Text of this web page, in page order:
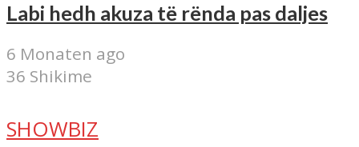
Labi hedh akuza të rënda pas daljes
6 Monaten ago
36 Shikime
SHOWBIZ